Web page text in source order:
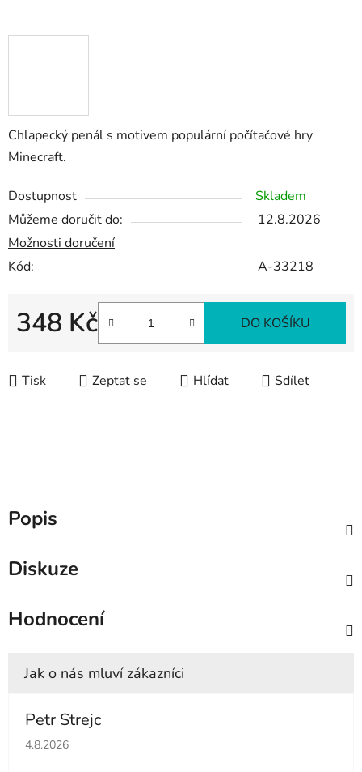
Chlapecký penál s motivem populární počítačové hry
Minecraft.
Dostupnost
Skladem
Můžeme doručit do:
12.8.2026
Možnosti doručení
Kód:
A-33218
348 Kč DO KOŠÍKU
Tisk Zeptat se Hlídat Sdílet
Popis
Diskuze
Hodnocení
Petr Strejc
Hodnocení obchodu je 5 z 5 hvězdiček.
4.8.2026